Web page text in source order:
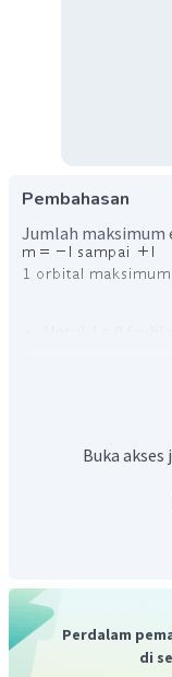
Pembahasan
Jumlah maksimum
Buka
Perdalam
di